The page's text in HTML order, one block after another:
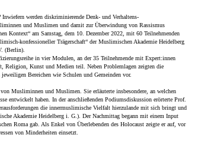
werden diskriminierende Denk- und Verhaltens-
und Muslimen und damit zur Überwindung von Rassismus
Kontext“am Samstag, dem 10. Dezember 2022, mit 60 Teilnehmenden
konfessioneller Trägerschaft“ der Muslimischen Akademie Heidelberg
(Berlin).
in vier Modulen, an der 35 Teilnehmende mit Expert:innen
Religion, Kunst und Medien teil. Neben Problemlagen zeigten die
Bereichen wie Schulen und Gemeinden vor.
Musliminnen und Muslimen. Sie erläuterte insbesondere, an welchen
entwickelt haben. In der anschließenden Podiumsdiskussion erörterte Prof.
die innermuslimische Vielfalt hierzulande mit sich bringt und
Akademie Heidelberg i. G.). Der Nachmittag begann mit einem Input
Roma gab. Als Enkel von Überlebenden des Holocaust zeigte er auf, vor
von Minderheiten einsetzt.